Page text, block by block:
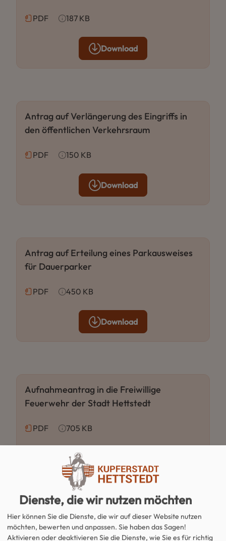
PDF 187 KB
Download
Antrag auf Verlängerung des Eingriffs in
den öffentlichen Verkehrsraum
PDF 150 KB
Download
Antrag auf Erteilung eines Parkausweises
für Dauerparker
PDF 450 KB
Download
Aufnahmeantrag in die Freiwillige
Feuerwehr der Stadt Hettstedt
PDF 705 KB
Formulare des Gewerbeamtes
Dienste, die wir nutzen möchten
Hier können Sie die Dienste, die wir auf dieser Website nutzen
möchten, bewerten und anpassen. Sie haben das Sagen!
Aktivieren oder deaktivieren Sie die Dienste, wie Sie es für richtig